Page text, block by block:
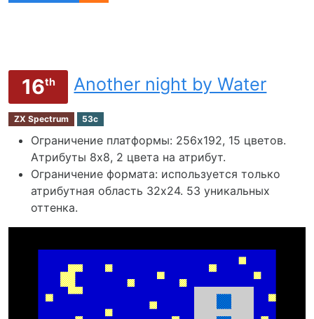
16th Another night by Water
ZX Spectrum 53c
Ограничение платформы: 256х192, 15 цветов.
Атрибуты 8x8, 2 цвета на атрибут.
Ограничение формата: используется только
атрибутная область 32х24. 53 уникальных
оттенка.